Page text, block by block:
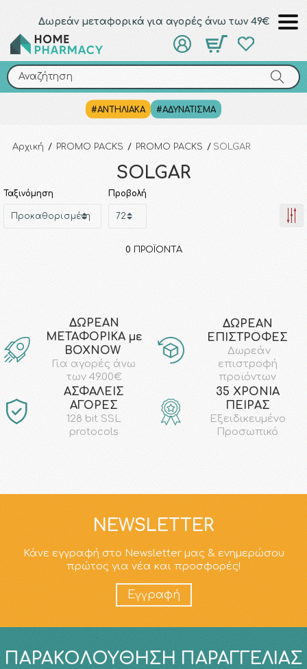
Δωρεάν μεταφορικά για αγορές άνω των 49€
Αναζήτηση
#ΑΝΤΗΛΙΑΚΑ #ΑΔΥΝΑΤΙΣΜΑ
Αναζήτηση
Αρχική / PROMO PACKS / PROMO PACKS / SOLGAR
SOLGAR
Ταξινόμηση Προβολή
0 ΠΡΟΪΌΝΤΑ
ΔΩΡΕΑΝ
ΜΕΤΑΦΟΡΙΚΑ με
ΒΟΧΝΟW
Για αγορές άνω
των 49.00€
ΔΩΡΕΑΝ
ΕΠΙΣΤΡΟΦΕΣ
Δωρεάν
επιστροφή
προϊόντων
AΣΦΑΛΕΙΣ
ΑΓΟΡΕΣ
128 bit SSL
protocols
35 ΧΡΟΝΙΑ
ΠΕΙΡΑΣ
Εξειδικευμένο
Προσωπικό
NEWSLETTER
Κάνε εγγραφή στο Newsletter μας & ενημερώσου
πρώτος για νέα και προσφορές!
Εγγραφή
ΠΑΡΑΚΟΛΟΎΘΗΣΗ ΠΑΡΑΓΓΕΛΊΑΣ